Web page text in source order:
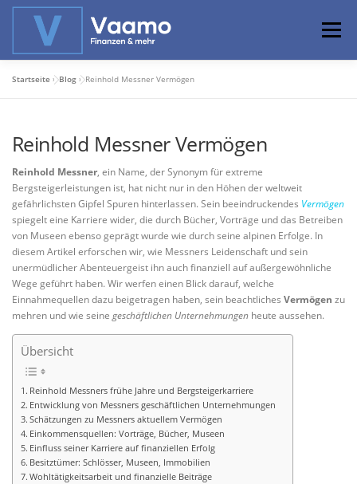
Zum
Menü
PROFIWISSEN ALTERSVORSORGE
PRIVATIER WERDEN
Startseite »Blog »Reinhold Messner Vermögen
Reinhold Messner Vermögen
Reinhold Messner, ein Name, der Synonym für extreme
Bergsteigerleistungen ist, hat nicht nur in den Höhen der weltweit
gefährlichsten Gipfel Spuren hinterlassen. Sein beeindruckendes Vermögen
spiegelt eine Karriere wider, die durch Bücher, Vorträge und das Betreiben
von Museen ebenso geprägt wurde wie durch seine alpinen Erfolge. In
diesem Artikel erforschen wir, wie Messners Leidenschaft und sein
unermüdlicher Abenteuergeist ihn auch finanziell auf außergewöhnliche
Wege geführt haben. Wir werfen einen Blick darauf, welche
Einnahmequellen dazu beigetragen haben, sein beachtliches Vermögen zu
mehren und wie seine geschäftlichen Unternehmungen heute aussehen.
Übersicht
Reinhold Messners frühe Jahre und Bergsteigerkarriere
Entwicklung von Messners geschäftlichen Unternehmungen
Schätzungen zu Messners aktuellem Vermögen
Einkommensquellen: Vorträge, Bücher, Museen
Einfluss seiner Karriere auf finanziellen Erfolg
Besitztümer: Schlösser, Museen, Immobilien
Wohltätigkeitsarbeit und finanzielle Beiträge